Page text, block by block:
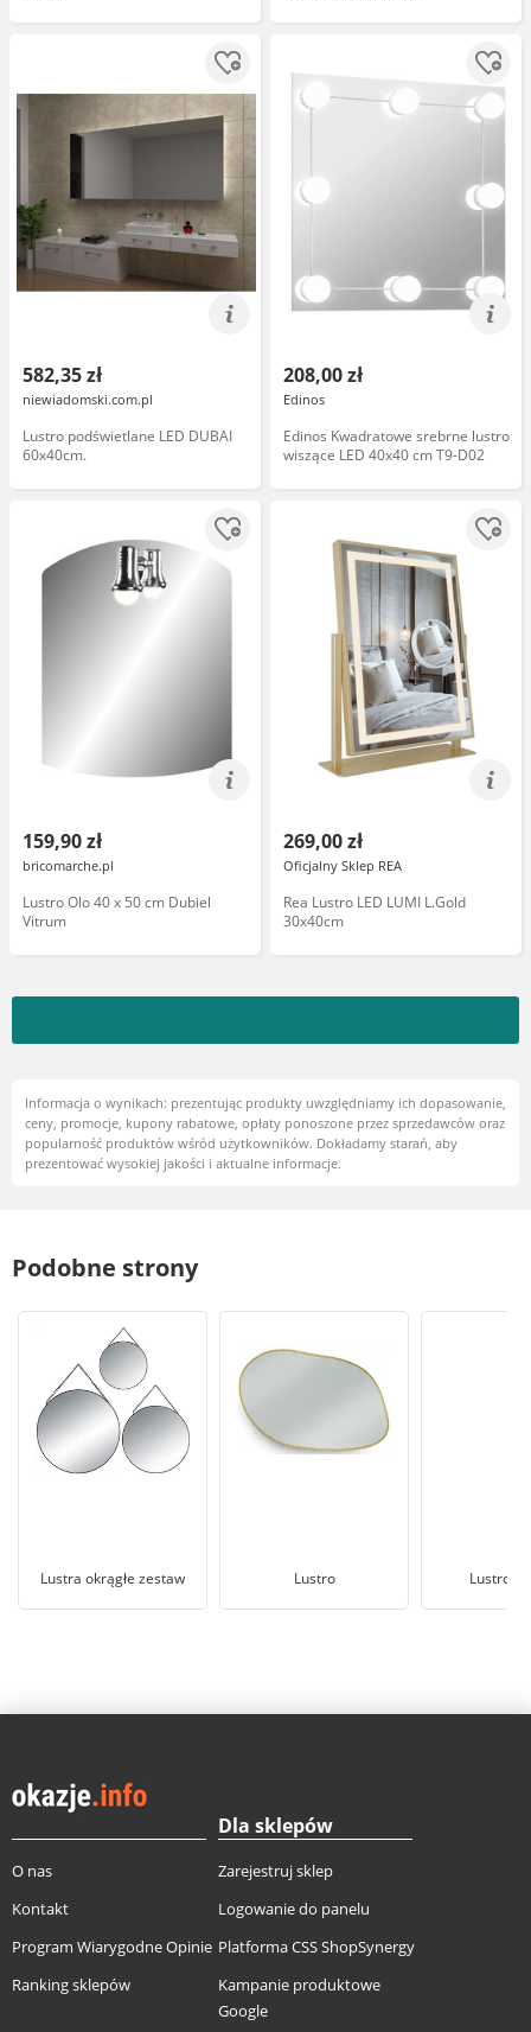
582,35 zł
niewiadomski.com.pl
Lustro podświetlane LED DUBAI
60x40cm.
208,00 zł
Edinos
Edinos Kwadratowe srebrne lustro
wiszące LED 40x40 cm T9-D02
159,90 zł
bricomarche.pl
Lustro Olo 40 x 50 cm Dubiel
Vitrum
269,00 zł
Oficjalny Sklep REA
Rea Lustro LED LUMI L.Gold
30x40cm
Informacja o wynikach: prezentując produkty uwzględniamy ich dopasowanie,
ceny, promocje, kupony rabatowe, opłaty ponoszone przez sprzedawców oraz
popularność produktów wśród użytkowników. Dokładamy starań, aby
prezentować wysokiej jakości i aktualne informacje.
Podobne strony
Lustra okrągłe zestaw Lustro Lustro
O nas
Kontakt
Program Wiarygodne Opinie
Ranking sklepów
Dla sklepów
Zarejestruj sklep
Logowanie do panelu
Platforma CSS ShopSynergy
Kampanie produktowe
Google